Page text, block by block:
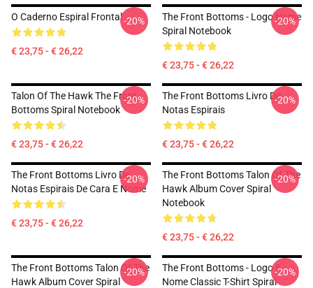
O Caderno Espiral Frontal
€ 23,75 - € 26,22
-20%
The Front Bottoms - Logo Name
Spiral Notebook
€ 23,75 - € 26,22
-20%
Talon Of The Hawk The Front
Bottoms Spiral Notebook
€ 23,75 - € 26,22
-20%
The Front Bottoms Livro De
Notas Espirais
€ 23,75 - € 26,22
-20%
The Front Bottoms Livro De
Notas Espirais De Cara E Nome
€ 23,75 - € 26,22
-20%
The Front Bottoms Talon Of The
Hawk Album Cover Spiral
Notebook
€ 23,75 - € 26,22
-20%
The Front Bottoms Talon Of The
Hawk Album Cover Spiral
-20%
The Front Bottoms - Logo &
Nome Classic T-Shirt Spiral
-20%